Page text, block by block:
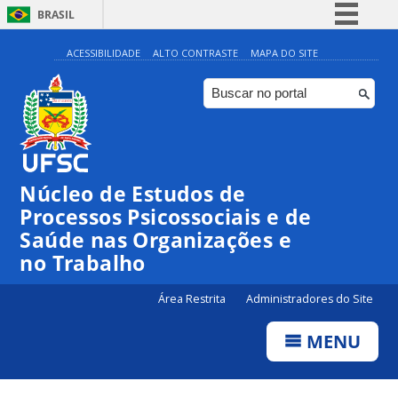
BRASIL
Simplifique!
Comunica BR
Participe
ACESSIBILIDADE ALTO CONTRASTE MAPA DO SITE
Núcleo de Estudos de
Processos Psicossociais e de
Saúde nas Organizações e
no Trabalho
Área Restrita Administradores do Site
MENU